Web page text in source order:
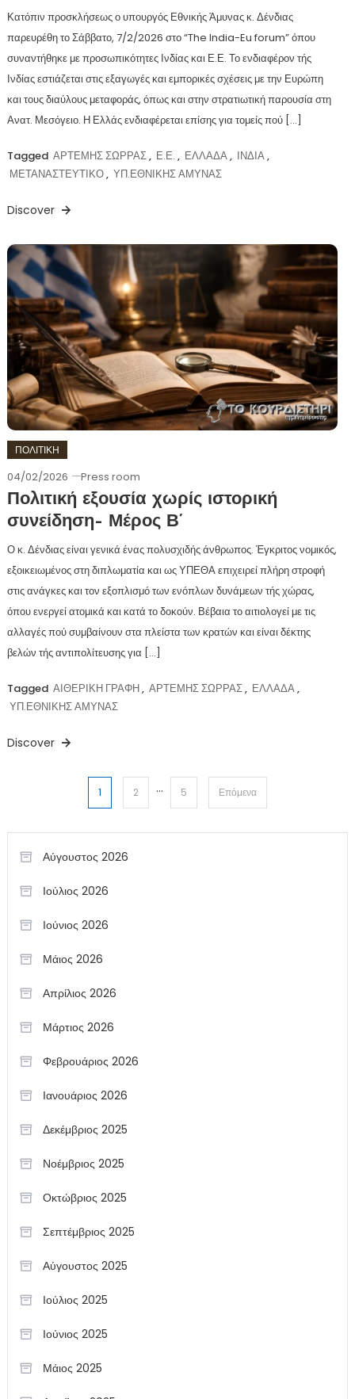
Κατόπιν προσκλήσεως ο υπουργός Εθνικής Άμυνας κ. Δένδιας
παρευρέθη το Σάββατο, 7/2/2026 στο “The India-Eu forum” όπου
συναντήθηκε με προσωπικότητες Ινδίας και Ε.Ε. Το ενδιαφέρον τής
Ινδίας εστιάζεται στις εξαγωγές και εμπορικές σχέσεις με την Ευρώπη
και τους διαύλους μεταφοράς, όπως και στην στρατιωτική παρουσία στη
Ανατ. Μεσόγειο. Η Ελλάς ενδιαφέρεται επίσης για τομείς πού […]
Tagged ΑΡΤΕΜΗΣ ΣΩΡΡΑΣ, Ε.Ε. , ΕΛΛΑΔΑ, ΙΝΔΙΑ,
ΜΕΤΑΝΑΣΤΕΥΤΙΚΟ, ΥΠ.ΕΘΝΙΚΗΣ ΑΜΥΝΑΣ
Discover
ΠΟΛΙΤΙΚΗ
04/02/2026 Press room
Πολιτική εξουσία χωρίς ιστορική
συνείδηση– Μέρος Β’
Ο κ. Δένδιας είναι γενικά ένας πολυσχιδής άνθρωπος. Έγκριτος νομικός,
εξοικειωμένος στη διπλωματία και ως ΥΠΕΘΑ επιχειρεί πλήρη στροφή
στις ανάγκες και τον εξοπλισμό των ενόπλων δυνάμεων τής χώρας,
όπου ενεργεί ατομικά και κατά το δοκούν. Βέβαια το αιτιολογεί με τις
αλλαγές πού συμβαίνουν στα πλείστα των κρατών και είναι δέκτης
βελών τής αντιπολίτευσης για […]
Tagged ΑΙΘΕΡΙΚΗ ΓΡΑΦΗ, ΑΡΤΕΜΗΣ ΣΩΡΡΑΣ, ΕΛΛΑΔΑ,
ΥΠ.ΕΘΝΙΚΗΣ ΑΜΥΝΑΣ
Discover
Σελιδοποίηση
άρθρων
1 2 … 5 Επόμενα
Αύγουστος 2026
Ιούλιος 2026
Ιούνιος 2026
Μάιος 2026
Απρίλιος 2026
Μάρτιος 2026
Φεβρουάριος 2026
Ιανουάριος 2026
Δεκέμβριος 2025
Νοέμβριος 2025
Οκτώβριος 2025
Σεπτέμβριος 2025
Αύγουστος 2025
Ιούλιος 2025
Ιούνιος 2025
Μάιος 2025